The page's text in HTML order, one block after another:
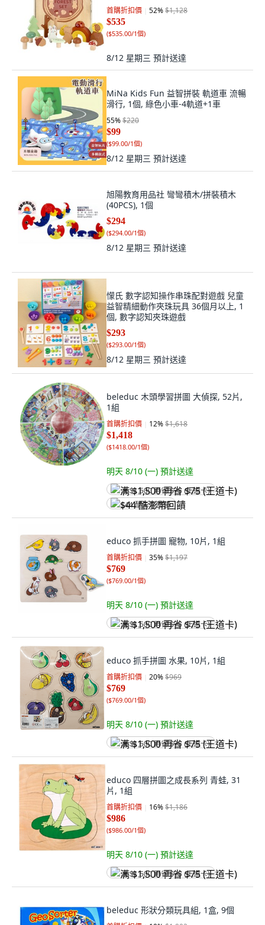
首購折扣價 52%$1,128
$535
($535.00/1個)
8/12 星期三 預計送達
MiNa Kids Fun 益智拼裝 軌道車 流暢
滑行, 1個, 綠色小車-4軌道+1車
55%$220
$99
($99.00/1個)
8/12 星期三 預計送達
旭陽教育用品社 彎彎積木/拼裝積木
(40PCS), 1個
$294
($294.00/1個)
8/12 星期三 預計送達
懞氏 數字認知操作串珠配對遊戲 兒童
益智精細動作夾珠玩具 36個月以上, 1
個, 數字認知夾珠遊戲
$293
($293.00/1個)
8/12 星期三 預計送達
beleduc 木頭學習拼圖 大偵探, 52片,
1組
首購折扣價 12%$1,618
$1,418
($1418.00/1個)
明天 8/10 (一) 預計送達
满 $1,500 再省 $75 (王道卡)
$44 酷澎幣回饋
educo 抓手拼圖 寵物, 10片, 1組
首購折扣價 35%$1,197
$769
($769.00/1個)
明天 8/10 (一) 預計送達
满 $1,500 再省 $75 (王道卡)
educo 抓手拼圖 水果, 10片, 1組
首購折扣價 20%$969
$769
($769.00/1個)
明天 8/10 (一) 預計送達
满 $1,500 再省 $75 (王道卡)
educo 四層拼圖之成長系列 青蛙, 31
片, 1組
首購折扣價 16%$1,186
$986
($986.00/1個)
明天 8/10 (一) 預計送達
满 $1,500 再省 $75 (王道卡)
beleduc 形狀分類玩具組, 1盒, 9個